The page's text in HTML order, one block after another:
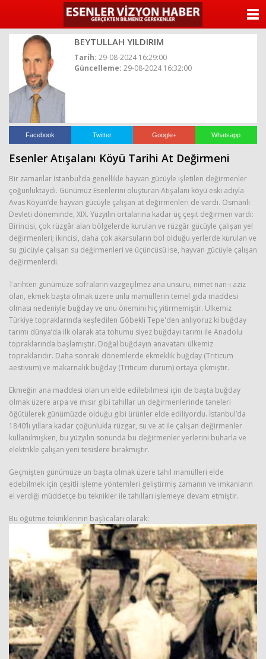
BEYTULLAH YILDIRIM
Tarih: 29-08-2024 16:29:00
Güncelleme: 29-08-2024 16:32:00
Facebook Twitter Google+ Whatsapp
Esenler Atışalanı Köyü Tarihi At Değirmeni
Bir zamanlar İstanbul’da genellikle hayvan gücüyle işletilen değirmenler
çoğunluktaydı. Günümüz Esenlerini oluşturan Atışalanı köyü eski adıyla
Avas Köyün’de hayvan gücüyle çalışan at değirmenleri de vardı. Osmanlı
Devleti döneminde, XIX. Yüzyılın ortalarına kadar üç çeşit değirmen vardı:
Birincisi, çok rüzgâr alan bölgelerde kurulan ve rüzgâr gücüyle çalışan yel
değirmenleri; ikincisi, daha çok akarsuların bol olduğu yerlerde kurulan ve
su gücüyle çalışan su değirmenleri ve üçüncüsü ise, hayvan gücüyle çalışan
değirmenlerdi.
Tarihten günümüze sofraların vazgeçilmez ana unsuru, nimet nan-ı aziz
olan, ekmek başta olmak üzere unlu mamüllerin temel gıda maddesi
olması nedeniyle buğday ve unu önemini hiç yitirmemiştir. Ülkemiz
Türkiye topraklarında keşfedilen Göbekli Tepe'den anlıyoruz ki buğday
tarımı dünya’da ilk olarak ata tohumu siyez buğdayı tarımı ile Anadolu
topraklarında başlamıştır. Doğal buğdayın anavatanı ülkemiz
topraklarıdır. Daha sonraki dönemlerde ekmeklik buğday (Triticum
aestivum) ve makarnalık buğday (Triticum durum) ortaya çıkmıştır.
Ekmeğin ana maddesi olan un elde edilebilmesi için de başta buğday
olmak üzere arpa ve mısır gibi tahıllar un değirmenlerinde taneleri
öğütülerek günümüzde olduğu gibi ürünler elde ediliyordu. İstanbul’da
1840’lı yıllara kadar çoğunlukla rüzgar, su ve at ile çalışan değirmenler
kullanılmışken, bu yüzyılın sonunda bu değirmenler yerlerini buharla ve
elektrikle çalışan yeni tesislere bırakmıştır.
Geçmişten günümüze un başta olmak üzere tahıl mamülleri elde
edebilmek için çeşitli işleme yöntemleri geliştirmiş zamanın ve imkanların
el verdiği müddetçe bu teknikler ile tahılları işlemeye devam etmiştir.
Bu öğütme tekniklerinin başlıcaları olarak:
ANASAYFA
YAZARLAR
VİDEO GALERİ
KÜNYE
İLETİŞİM